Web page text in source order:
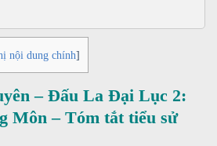
nội dung chính]
– Đấu La Đại Lục 2:
Môn – Tóm tắt tiểu sử